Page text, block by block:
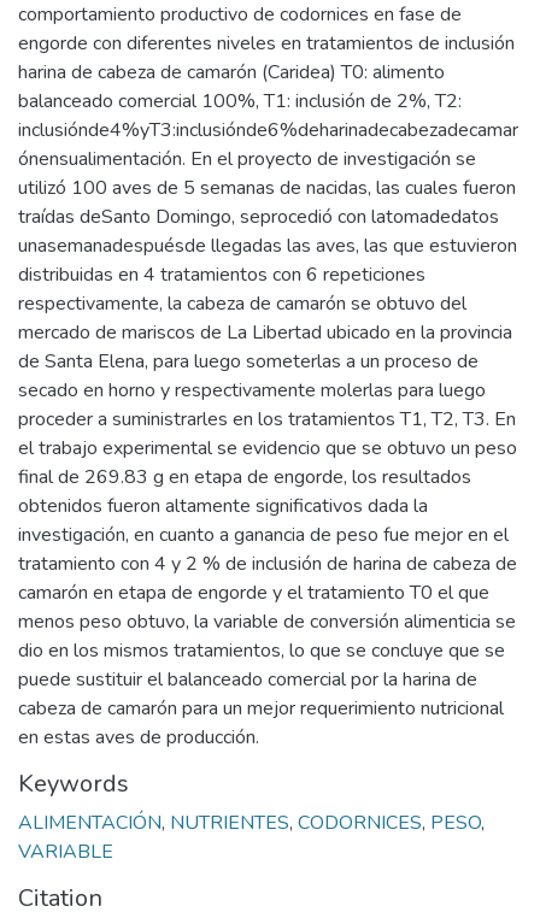
comportamiento productivo de codornices en fase de
engorde con diferentes niveles en tratamientos de inclusión
harina de cabeza de camarón (Caridea) T0: alimento
balanceado comercial 100%, T1: inclusión de 2%, T2:
inclusiónde4%yT3:inclusiónde6%deharinadecabezadecamar
ónensualimentación. En el proyecto de investigación se
utilizó 100 aves de 5 semanas de nacidas, las cuales fueron
traídas deSanto Domingo, seprocedió con latomadedatos
unasemanadespuésde llegadas las aves, las que estuvieron
distribuidas en 4 tratamientos con 6 repeticiones
respectivamente, la cabeza de camarón se obtuvo del
mercado de mariscos de La Libertad ubicado en la provincia
de Santa Elena, para luego someterlas a un proceso de
secado en horno y respectivamente molerlas para luego
proceder a suministrarles en los tratamientos T1, T2, T3. En
el trabajo experimental se evidencio que se obtuvo un peso
final de 269.83 g en etapa de engorde, los resultados
obtenidos fueron altamente significativos dada la
investigación, en cuanto a ganancia de peso fue mejor en el
tratamiento con 4 y 2 % de inclusión de harina de cabeza de
camarón en etapa de engorde y el tratamiento T0 el que
menos peso obtuvo, la variable de conversión alimenticia se
dio en los mismos tratamientos, lo que se concluye que se
puede sustituir el balanceado comercial por la harina de
cabeza de camarón para un mejor requerimiento nutricional
en estas aves de producción.
Keywords
ALIMENTACIÓN, NUTRIENTES, CODORNICES, PESO,
VARIABLE
Citation